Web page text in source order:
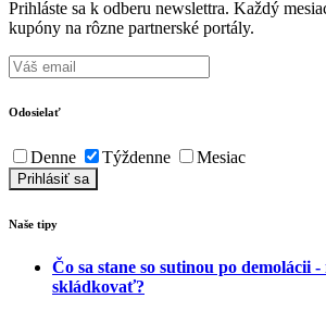
Prihláste sa k odberu newslettra. Každý
kupóny na rôzne partnerské portály.
Odosielať
Denne Týždenne Mesiac
Naše tipy
Čo sa stane so sutinou po demolácii
skládkovať?